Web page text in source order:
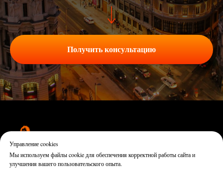
Получить консультацию
Управление cookies
Мы используем файлы cookie для обеспечения корректной работы сайта и
улучшения вашего пользовательского опыта.